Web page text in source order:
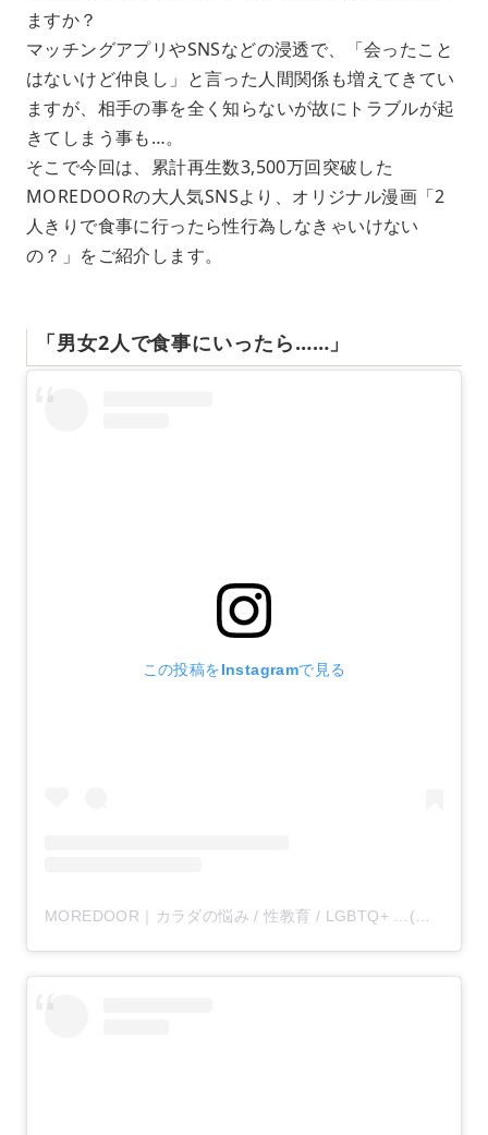
ますか？
マッチングアプリやSNSなどの浸透で、「会ったこと
はないけど仲良し」と言った人間関係も増えてきてい
ますが、相手の事を全く知らないが故にトラブルが起
きてしまう事も…。
そこで今回は、累計再生数3,500万回突破した
MOREDOORの大人気SNSより、オリジナル漫画「2
人きりで食事に行ったら性行為しなきゃいけない
の？」をご紹介します。
「男女2人で食事にいったら……」
この投稿をInstagramで見る
MOREDOOR｜カラダの悩み / 性教育 / LGBTQ+ …(@moredoor_official)がシェアした投稿